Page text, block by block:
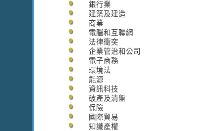
銀行業
建築及建造
商業
電腦和互聯網
法律衝突
企業管治和公司
電子商務
環境法
能源
資訊科技
破產及清盤
保險
國際貿易
知識產權